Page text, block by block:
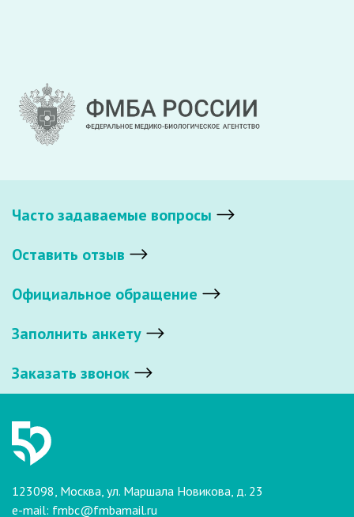
Часто задаваемые вопросы
Оставить отзыв
Официальное обращение
Заполнить анкету
Заказать звонок
123098, Москва, ул. Маршала Новикова, д. 23
e-mail: fmbc@fmbamail.ru